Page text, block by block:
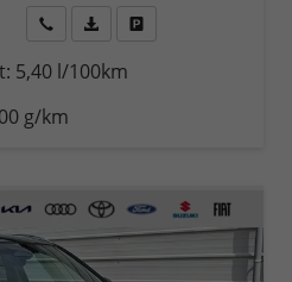
Wir rufen Sie anFahrzeugexposé (PDF)
5,40 l/100km
g/km